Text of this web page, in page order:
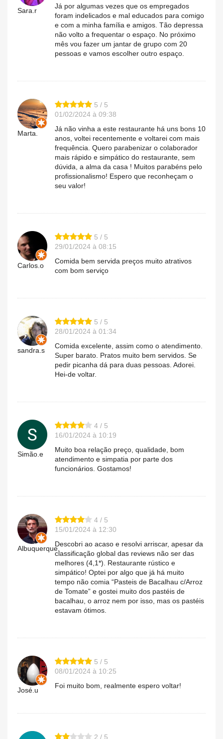
Sara.r
Já por algumas vezes que os empregados
foram indelicados e mal educados para comigo
e com a minha família e amigos. Tão depressa
não volto a frequentar o espaço. No próximo
mês vou fazer um jantar de grupo com 20
pessoas e vamos escolher outro espaço.
Marta.
5 / 5
01/02/2024 à 09:38
Já não vinha a este restaurante há uns bons 10
anos, voltei recentemente e voltarei com mais
frequência. Quero parabenizar o colaborador
mais rápido e simpático do restaurante, sem
dúvida, a alma da casa ! Muitos parabéns pelo
profissionalismo! Espero que reconheçam o
seu valor!
Carlos.o
5 / 5
29/01/2024 à 08:15
Comida bem servida preços muito atrativos
com bom serviço
sandra.s
5 / 5
28/01/2024 à 01:34
Comida excelente, assim como o atendimento.
Super barato. Pratos muito bem servidos. Se
pedir picanha dá para duas pessoas. Adorei.
Hei-de voltar.
Simão.e
4 / 5
16/01/2024 à 10:19
Muito boa relação preço, qualidade, bom
atendimento e simpatia por parte dos
funcionários. Gostamos!
Albuquerque.
4 / 5
15/01/2024 à 12:30
Descobri ao acaso e resolvi arriscar, apesar da
classificação global das reviews não ser das
melhores (4,1*). Restaurante rústico e
simpático! Optei por algo que já há muito
tempo não comia “Pasteis de Bacalhau c/Arroz
de Tomate” e gostei muito dos pastéis de
bacalhau, o arroz nem por isso, mas os pastéis
estavam ótimos.
José.u
5 / 5
08/01/2024 à 10:25
Foi muito bom, realmente espero voltar!
2 / 5